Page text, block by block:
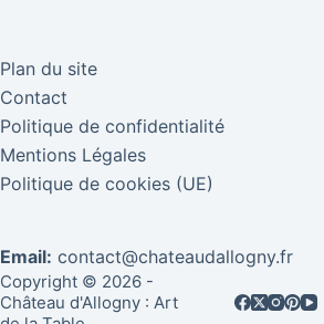
Plan du site
Contact
Politique de confidentialité
Mentions Légales
Politique de cookies (UE)
Email: contact@chateaudallogny.fr
Copyright © 2026 -
Château d'Allogny : Art